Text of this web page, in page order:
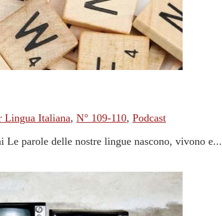
Lingua Italiana, N° 109-110, Podcast
parole delle nostre lingue nascono, vivono e...